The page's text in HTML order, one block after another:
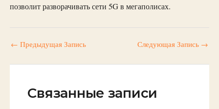
позволит разворачивать сети 5G в мегаполисах.
← Предыдущая Запись Следующая Запись →
Связанные записи